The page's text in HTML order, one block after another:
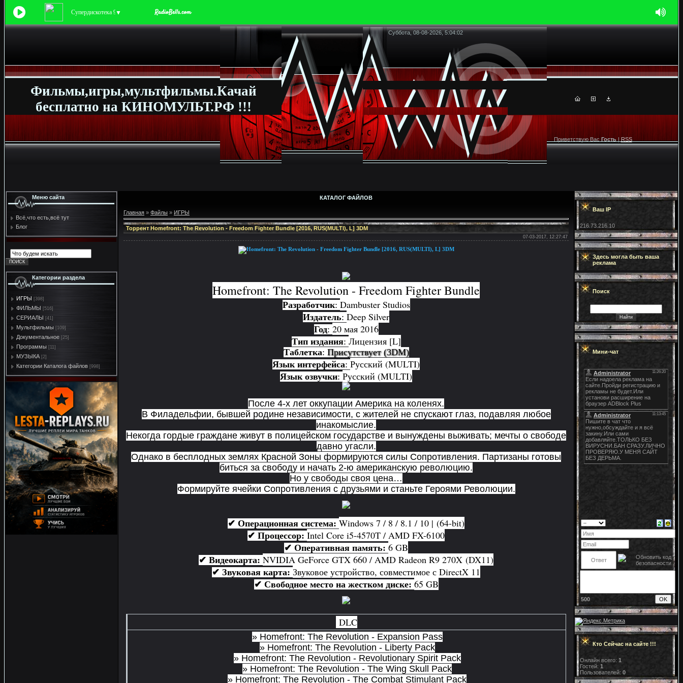
Супердискотека 90-х
▼
Суббота, 08-08-2026, 5:04:02
Фильмы,игры,мультфильмы.Качай
бесплатно на КИНОМУЛЬТ.РФ !!!
Приветствую Вас Гость| RSS
Меню сайта
Всё,что есть,всё тут
Блог
Категории раздела
ИГРЫ [398]
ФИЛЬМЫ [516]
СЕРИАЛЫ [41]
Мультфильмы [109]
Документальное [25]
Программы [11]
МУЗЫКА [2]
Категории Каталога файлов [998]
КАТАЛОГ ФАЙЛОВ
Главная » Файлы » ИГРЫ
Торрент Homefront: The Revolution - Freedom Fighter Bundle [2016, RUS(MULTI), L] 3DM
07-03-2017, 12:27:47
Homefront: The Revolution - Freedom Fighter Bundle
Разработчик: Dambuster Studios
Издатель: Deep Silver
Год: 20 мая 2016
Тип издания: Лицензия [L]
Таблетка: Присутствует (3DM)
Язык интерфейса: Русский (MULTI)
Язык озвучки: Русский (MULTI)
После 4-х лет оккупации Америка на коленях.
В Филадельфии, бывшей родине независимости, с жителей не спускают глаз, подавляя любое
инакомыслие.
Некогда гордые граждане живут в полицейском государстве и вынуждены выживать; мечты о свободе
давно угасли.
Однако в бесплодных землях Красной Зоны формируются силы Сопротивления. Партизаны готовы
биться за свободу и начать 2-ю американскую революцию.
Но у свободы своя цена…
Формируйте ячейки Сопротивления с друзьями и станьте Героями Революции.
✔ Операционная система: Windows 7 / 8 / 8.1 / 10 | (64-bit)
✔ Процессор: Intel Core i5-4570T / AMD FX-6100
✔ Оперативная память: 6 GB
✔ Видеокарта: NVIDIA GeForce GTX 660 / AMD Radeon R9 270X (DX11)
✔ Звуковая карта: Звуковое устройство, совместимое с DirectX 11
✔ Свободное место на жестком диске: 65 GB
DLC
» Homefront: The Revolution - Expansion Pass
» Homefront: The Revolution - Liberty Pack
» Homefront: The Revolution - Revolutionary Spirit Pack
» Homefront: The Revolution - The Wing Skull Pack
» Homefront: The Revolution - The Combat Stimulant Pack
Ваш IP
216.73.216.10
Здесь могла быть ваша
реклама
Поиск
Мини-чат
500
Кто Сейчас на сайте !!!
Онлайн всего: 1
Гостей: 1
Пользователей: 0